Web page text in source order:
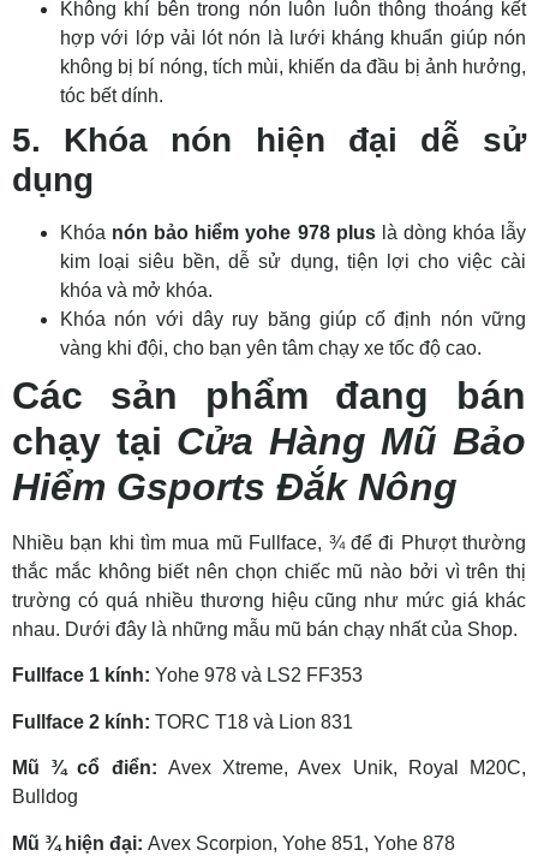
Không khí bên trong nón luôn luôn thông thoáng kết
hợp với lớp vải lót nón là lưới kháng khuẩn giúp nón
không bị bí nóng, tích mùi, khiến da đầu bị ảnh hưởng,
tóc bết dính.
5. Khóa nón hiện đại dễ sử
dụng
Khóa nón bảo hiểm yohe 978 pluslà dòng khóa lẫy
kim loại siêu bền, dễ sử dụng, tiện lợi cho việc cài
khóa và mở khóa.
Khóa nón với dây ruy băng giúp cố định nón vững
vàng khi đội, cho bạn yên tâm chạy xe tốc độ cao.
Các sản phẩm đang bán
chạy tại Cửa Hàng Mũ Bảo
Hiểm Gsports Đắk Nông
Nhiều bạn khi tìm mua mũ Fullface, ¾ để đi Phượt thường
thắc mắc không biết nên chọn chiếc mũ nào bởi vì trên thị
trường có quá nhiều thương hiệu cũng như mức giá khác
nhau. Dưới đây là những mẫu mũ bán chạy nhất của Shop.
Fullface 1 kính: Yohe 978 và LS2 FF353
Fullface 2 kính: TORC T18 và Lion 831
Mũ ¾ cổ điển: Avex Xtreme, Avex Unik, Royal M20C,
Bulldog
Mũ ¾ hiện đại: Avex Scorpion, Yohe 851, Yohe 878